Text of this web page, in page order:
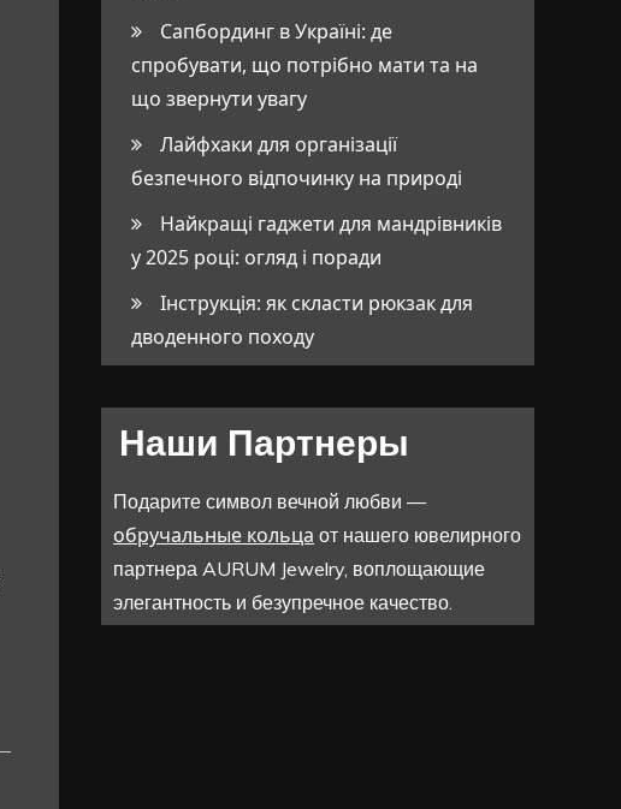
Сапбординг в Україні: де
спробувати, що потрібно мати та на
що звернути увагу
Лайфхаки для організації
безпечного відпочинку на природі
Найкращі гаджети для мандрівників
у 2025 році: огляд і поради
Інструкція: як скласти рюкзак для
дводенного походу
Наши Партнеры
Подарите символ вечной любви —
обручальные кольца от нашего ювелирного
партнера AURUM Jewelry, воплощающие
элегантность и безупречное качество.